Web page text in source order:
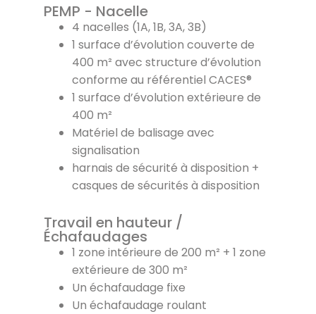
PEMP - Nacelle
4 nacelles (1A, 1B, 3A, 3B)
1 surface d’évolution couverte de
400 m² avec structure d’évolution
conforme au référentiel CACES®
1 surface d’évolution extérieure de
400 m²
Matériel de balisage avec
signalisation
harnais de sécurité à disposition +
casques de sécurités à disposition
Travail en hauteur /
Échafaudages
1 zone intérieure de 200 m² + 1 zone
extérieure de 300 m²
Un échafaudage fixe
Un échafaudage roulant